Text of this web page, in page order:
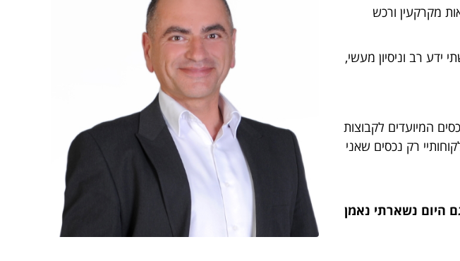
מקרקעין ורכש
ידע רב וניסיון מעשי,
המיועדים לקבוצות
רק נכסים שאני
היום נשארתי נאמן